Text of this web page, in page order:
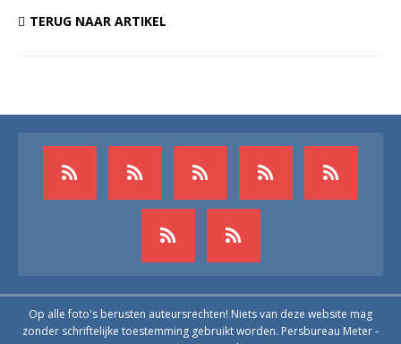
TERUG NAAR ARTIKEL
Op alle foto's berusten auteursrechten! Niets van deze website mag
zonder schriftelijke toestemming gebruikt worden. Persbureau Meter -